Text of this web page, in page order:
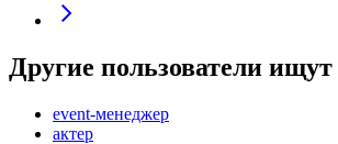
Другие пользователи ищут
event-менеджер
актер